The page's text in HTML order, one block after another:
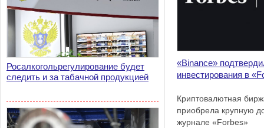
Росалкогольрегулирование будет
следить и за табачной продукцией
«Binance»
инвестирования в
Криптовалютная
приобрела крупную
журнале «Forbes»